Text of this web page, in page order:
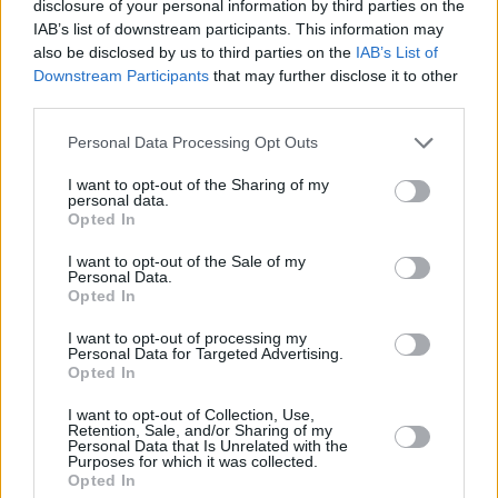
disclosure of your personal information by third parties on the
IAB’s list of downstream participants. This information may
also be disclosed by us to third parties on the IAB’s List of
Downstream Participants that may further disclose it to other
Personal Data Processing Opt Outs
I want to opt-out of the Sharing of my
personal data.
Opted In
I want to opt-out of the Sale of my
Personal Data.
Opted In
I want to opt-out of processing my
Personal Data for Targeted Advertising.
Opted In
I want to opt-out of Collection, Use,
Retention, Sale, and/or Sharing of my
Personal Data that Is Unrelated with the
Purposes for which it was collected.
Opted In
Una vez detallados los puntos anteriores, ¿Kigali es
un buen lugar para vivir como nómada digital?
Con una puntuación de 3,5/5,Kigali es un buen
lugar para vivir como nómada digital.
Puntos a favor y puntos en
contra
A continuación, vamos a listar algunos puntos a
favor y puntos de Kigali para vivir como nómada
digital.
Puntos a favor
Buen coste de vida.
Buena temperatura.
Buena calidad del aire (hoy).